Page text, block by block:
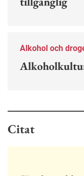
Alkohol och
Citat